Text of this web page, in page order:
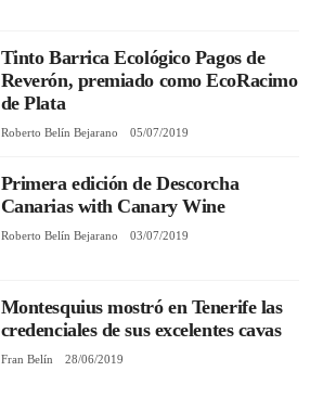
Tinto Barrica Ecológico Pagos de
Reverón, premiado como EcoRacimo
de Plata
Roberto Belín Bejarano 05/07/2019
Primera edición de Descorcha
Canarias with Canary Wine
Roberto Belín Bejarano 03/07/2019
Montesquius mostró en Tenerife las
credenciales de sus excelentes cavas
Fran Belín 28/06/2019